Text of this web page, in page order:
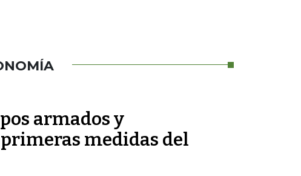
armados y
medidas del